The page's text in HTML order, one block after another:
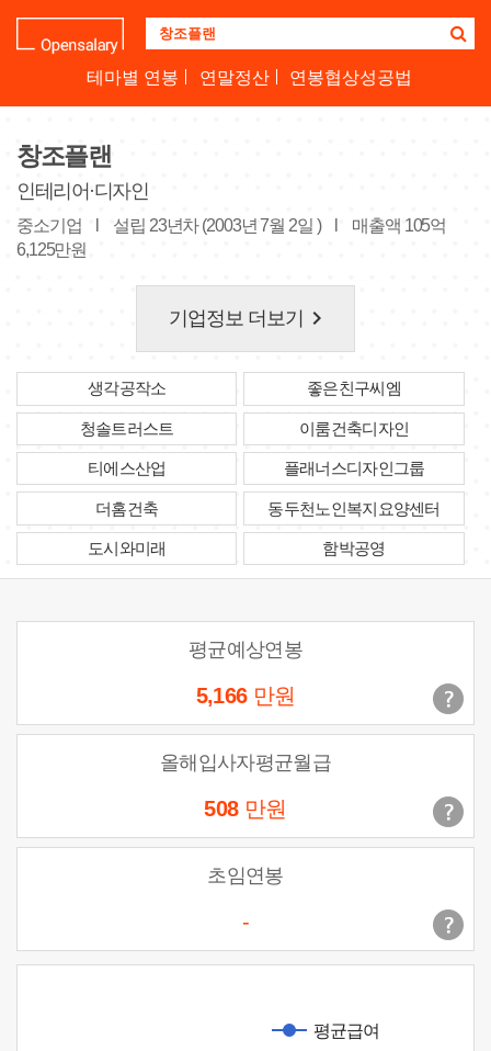
업
명
세
요
테마별 연봉 연말정산 연봉협상성공법
창조플랜
인테리어·디자인
중소기업 설립 23년차 (2003년 7월 2일 )
매출액 105억
6,125만원
기업정보 더보기 keyboard_arrow_right
생각공작소 좋은친구씨엠
청솔트러스트 이룸건축디자인
티에스산업 플래너스디자인그룹
더홈건축 동두천노인복지요양센터
도시와미래 함박공영
평균예상연봉
5,166 만원
올해입사자평균월급
508 만원
초임연봉
-
평균급여